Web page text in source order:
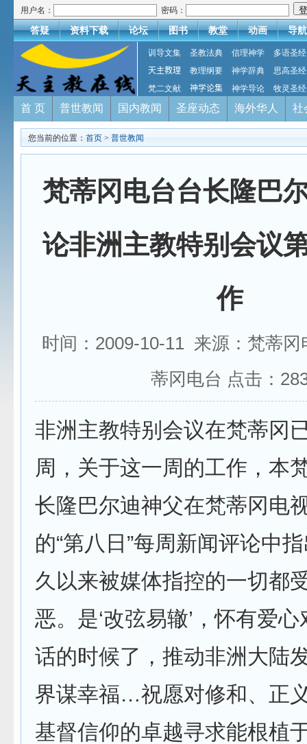
用户名： 密码：
答疑 资料下载 论坛 图书 教堂 动画 导航
训导文集 圣教法典 信理神学
多语圣经
天主教理
教理纲要 神学辞典
思高圣经
梵二文献
神学论集 神学导论 牧灵圣经
首 页 普世教闻 国内教闻 圣座动态 海外华人 社
您当前的位置： 首页 > 普世教闻
梵蒂冈电台台长隆巴
论非洲主教特别会议
作
时间：2009-10-11 来源：梵蒂
蒂冈电台 点击：
非洲主教特别会议在梵蒂冈
周，关于这一周的工作，本
长隆巴尔迪神父在梵蒂冈电
的“第八日”每周新闻评论中
久以来被媒体指控的一切都
恶。是‘改弦易辙’，怀有爱
话的时候了，推动非洲大陆
界谋幸福…祝愿对修和、正
基督信仰的卓越寻求能根植